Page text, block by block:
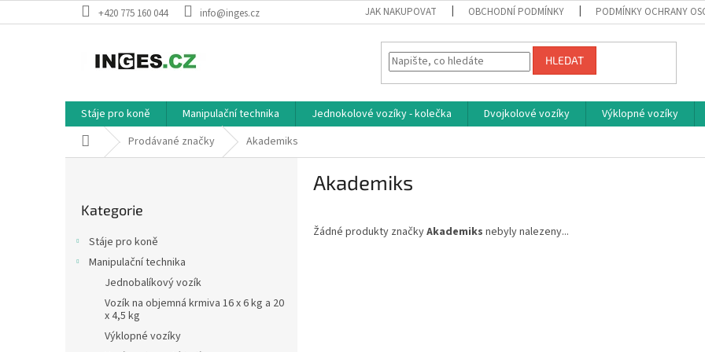
na
+420 775 160 044 info@inges.cz JAK NAKUPOVAT OBCHODNÍ PODMÍNKY PODMÍNKY OCHRANY
HLEDAT
Stáje pro koně Manipulační technika Jednokolové vozíky - kolečka Dvojkolové vozíky Výklopné vozíky
Domů Prodávané značky Akademiks
kategorie
Kategorie
Stáje pro koně
Manipulační technika
Jednobalíkový vozík
Vozík na objemná krmiva 16 x 6 kg a 20
x 4,5 kg
Výklopné vozíky
Akademiks
Žádné produkty značkyAkademiks nebyly nalezeny...